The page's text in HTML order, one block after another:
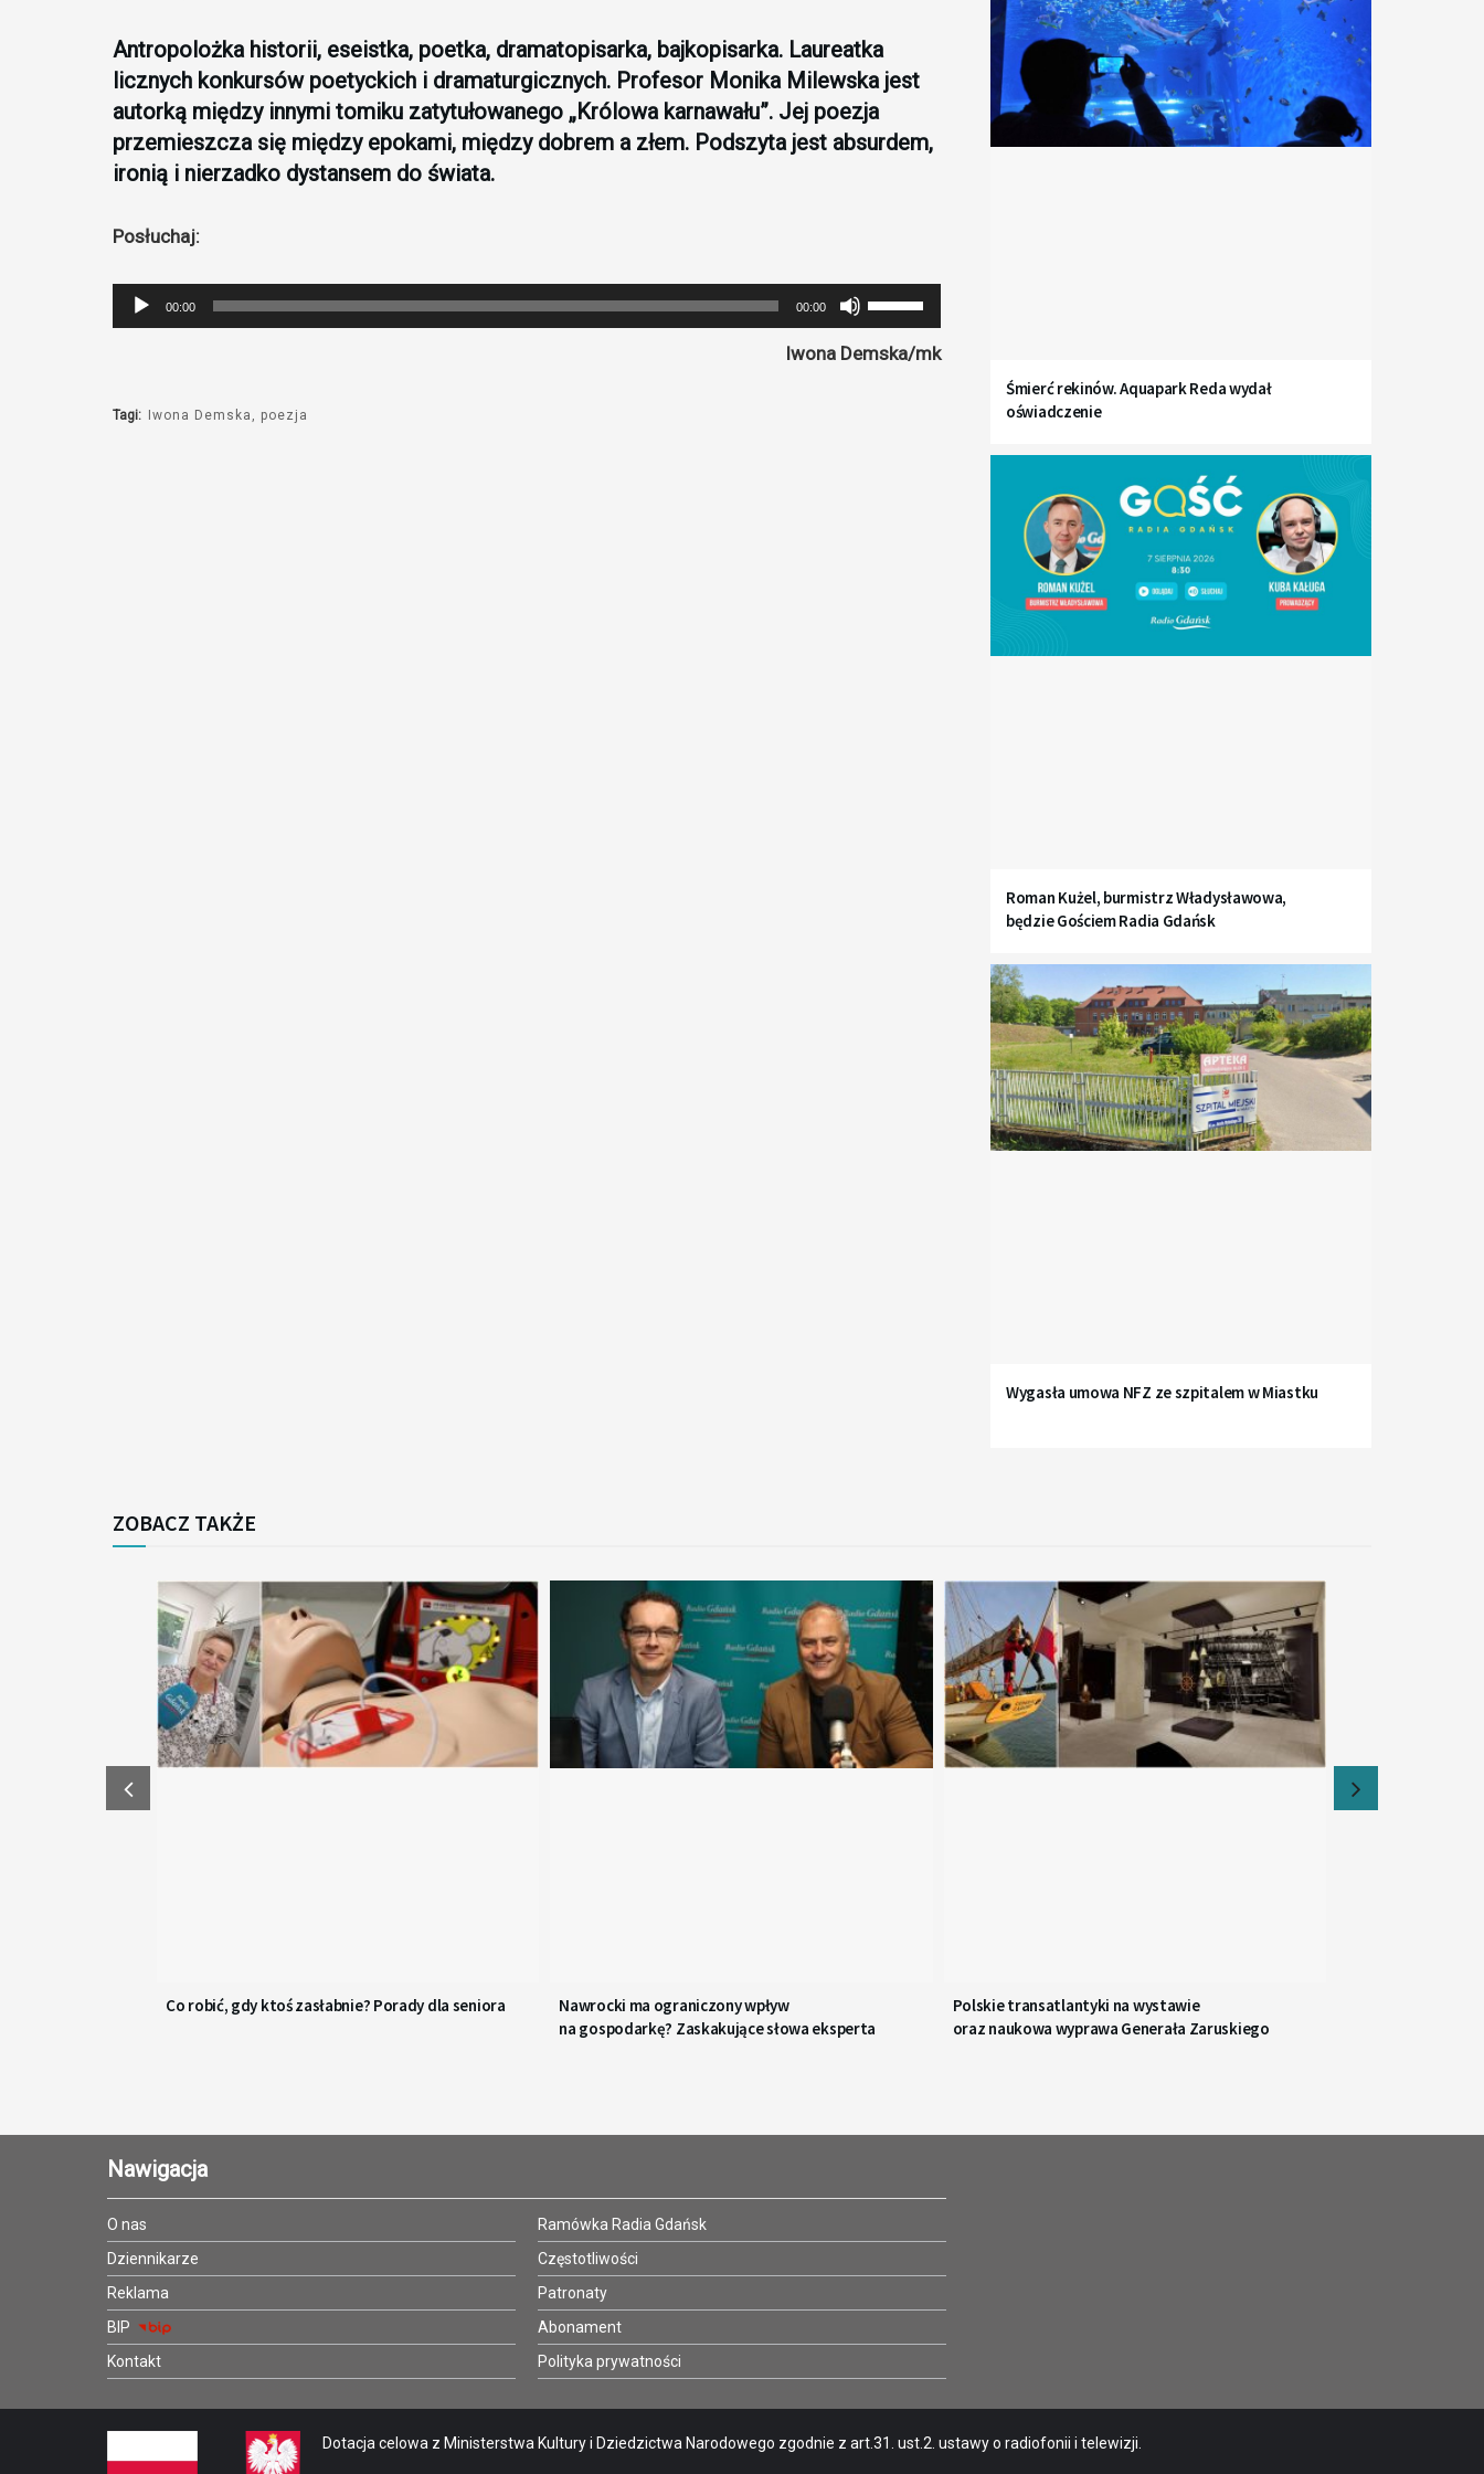
Antropolożka historii, eseistka, poetka, dramatopisarka, bajkopisarka. Laureatka
licznych konkursów poetyckich i dramaturgicznych. Profesor Monika Milewska jest
autorką między innymi tomiku zatytułowanego „Królowa karnawału”. Jej poezja
przemieszcza się między epokami, między dobrem a złem. Podszyta jest absurdem,
ironią i nierzadko dystansem do świata.
Posłuchaj:
Odtwarzacz
plików
00:00 00:00
strzałek
do
Iwona Demska/mk
Tagi: Iwona Demska poezja
Śmierć rekinów. Aquapark Reda wydał
oświadczenie
Roman Kużel, burmistrz Władysławowa,
będzie Gościem Radia Gdańsk
Wygasła umowa NFZ ze szpitalem w Miastku
ZOBACZ TAKŻE
Co robić, gdy ktoś zasłabnie? Porady dla seniora
Nawrocki ma ograniczony wpływ
na gospodarkę? Zaskakujące słowa eksperta
Polskie transatlantyki na wystawie
oraz naukowa wyprawa Generała Zaruskiego
Nawigacja
O nas
Dziennikarze
Reklama
BIP
Kontakt
Ramówka Radia Gdańsk
Częstotliwości
Patronaty
Abonament
Polityka prywatności
Dotacja celowa z Ministerstwa Kultury i Dziedzictwa Narodowego zgodnie z art.31. ust.2. ustawy o radiofonii i telewizji.